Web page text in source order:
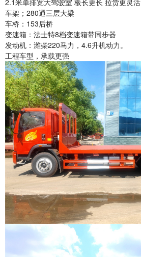
2.1米单排宽大驾驶室 板长更长 拉货更灵活
车架；280通三层大梁
车桥：153后桥
变速箱：法士特8档变速箱带同步器
发动机：潍柴220马力，4.6升机动力。
工程车型，承载更强